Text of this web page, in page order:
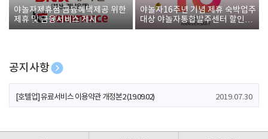
야놀자제휴점 금융혜택제공 위한
제휴 및 금융서비스 게시
야놀자16주년 기념 제휴 숙박업주
대상 야놀자통합발주센터 할인쿠
폰 증정
공지사항
[호텔업] 개인정보 처리방침 개정본1 (19.09.02)
[호텔업] 유료서비스 이용약관 개정본2 (19.09.02) 2019.07.30